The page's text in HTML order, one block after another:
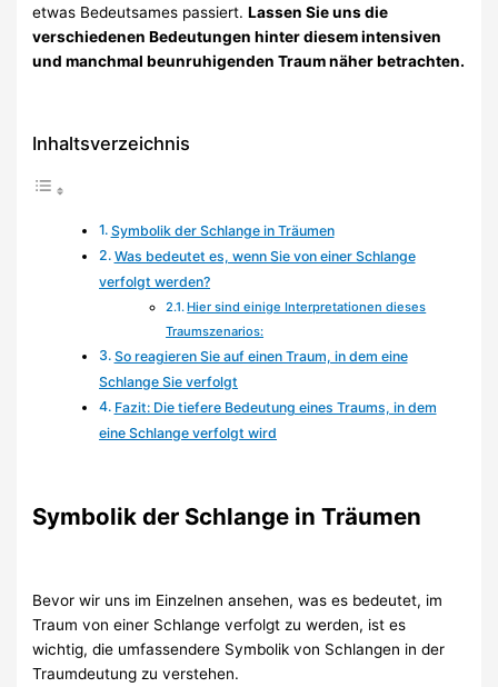
etwas Bedeutsames passiert.Lassen Sie uns die
verschiedenen Bedeutungen hinter diesem intensiven
und manchmal beunruhigenden Traum näher betrachten.
Inhaltsverzeichnis
Symbolik der Schlange in Träumen
Was bedeutet es, wenn Sie von einer Schlange
verfolgt werden?
Hier sind einige Interpretationen dieses
Traumszenarios:
So reagieren Sie auf einen Traum, in dem eine
Schlange Sie verfolgt
Fazit: Die tiefere Bedeutung eines Traums, in dem
eine Schlange verfolgt wird
Symbolik der Schlange in Träumen
Bevor wir uns im Einzelnen ansehen, was es bedeutet, im
Traum von einer Schlange verfolgt zu werden, ist es
wichtig, die umfassendere Symbolik von Schlangen in der
Traumdeutung zu verstehen.